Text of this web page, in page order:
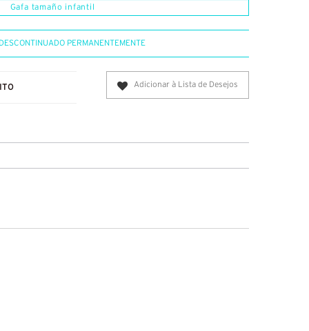
Gafa tamaño infantil
PERMANENTEMENTE
Adicionar à Lista de Desejos